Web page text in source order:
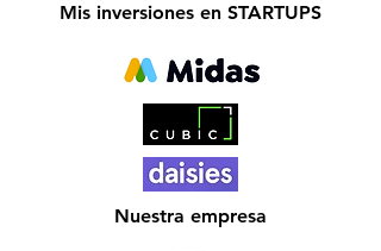
Mis inversiones en STARTUPS
Nuestra empresa